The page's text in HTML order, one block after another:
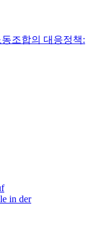
조합의 대응정책:
in der